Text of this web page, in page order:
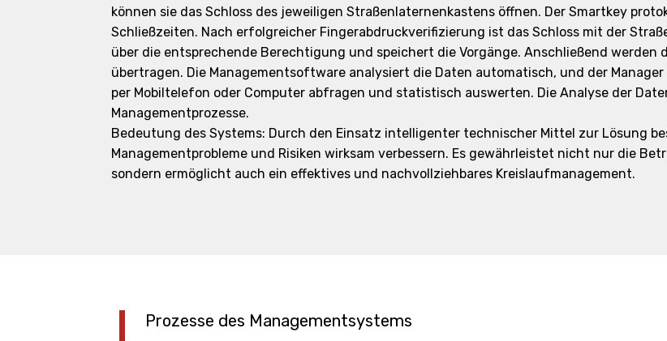
können sie das Schloss des jeweiligen Straßenlaternenkastens öffnen. Der Smartkey
Schließzeiten. Nach erfolgreicher Fingerabdruckverifizierung ist das Schloss mit der
über die entsprechende Berechtigung und speichert die Vorgänge. Anschließend werden
übertragen. Die Managementsoftware analysiert die Daten automatisch, und der
per Mobiltelefon oder Computer abfragen und statistisch auswerten. Die Analyse der
Managementprozesse.
Bedeutung des Systems: Durch den Einsatz intelligenter technischer Mittel zur Lösung
Managementprobleme und Risiken wirksam verbessern. Es gewährleistet nicht nur die
sondern ermöglicht auch ein effektives und nachvollziehbares Kreislaufmanagement.
Prozesse des Managementsystems